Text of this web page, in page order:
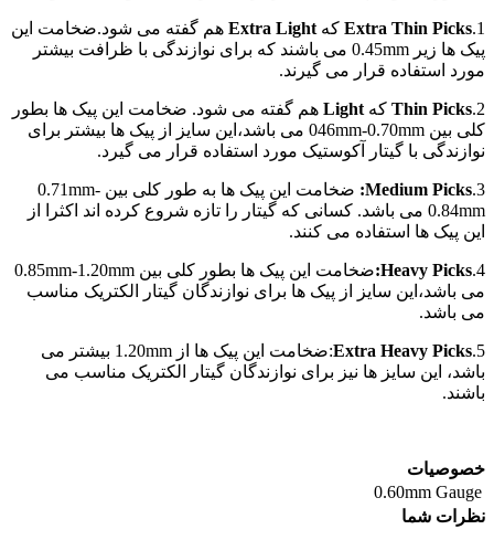
1.
Extra Thin Picks که Extra Light هم گفته می شود.ضخامت این
پیک ها زیر 0.45mm می باشند که برای نوازندگی با ظرافت بیشتر
مورد استفاده قرار می گیرند.
2.
Thin Picks که Light هم گفته می شود. ضخامت این پیک ها بطور
کلی بین 046mm-0.70mm می باشد،این سایز از پیک ها بیشتر برای
نوازندگی با گیتار آکوستیک مورد استفاده قرار می گیرد.
3.
Medium Picks:
ضخامت این پیک ها به طور کلی بین 0.71mm-
0.84mm می باشد. کسانی که گیتار را تازه شروع کرده اند اکثرا از
این پیک ها استفاده می کنند.
4.
Heavy Picks:
ضخامت این پیک ها بطور کلی بین 0.85mm-1.20mm
می باشد،این سایز از پیک ها برای نوازندگان گیتار الکتریک مناسب
می باشد.
5.
Extra Heavy Picks
:ضخامت این پیک ها از 1.20mm بیشتر می
باشد، این سایز ها نیز برای نوازندگان گیتار الکتریک مناسب می
باشند.
خصوصیات
Gauge
0.60mm
نظرات شما